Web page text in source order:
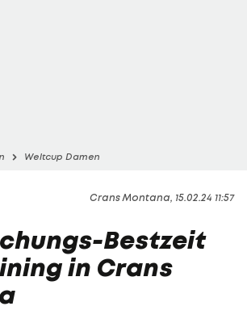
Weltcup Damen
Crans Montana, 15.02.24 11:57
Bestzeit
in Crans